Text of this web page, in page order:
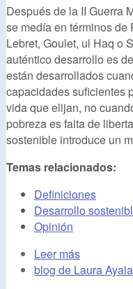
Después de la II Guerra
se medía en términos de
Lebret, Goulet, ul Haq o
auténtico desarrollo es
están desarrollados
capacidades suficientes
vida que elijan, no
pobreza es falta de
sostenible introduce un
Temas relacionados:
Definiciones
Desarrollo
Opinión
Leer más
blog de Laura Ayala